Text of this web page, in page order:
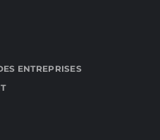
ENTREPRISES